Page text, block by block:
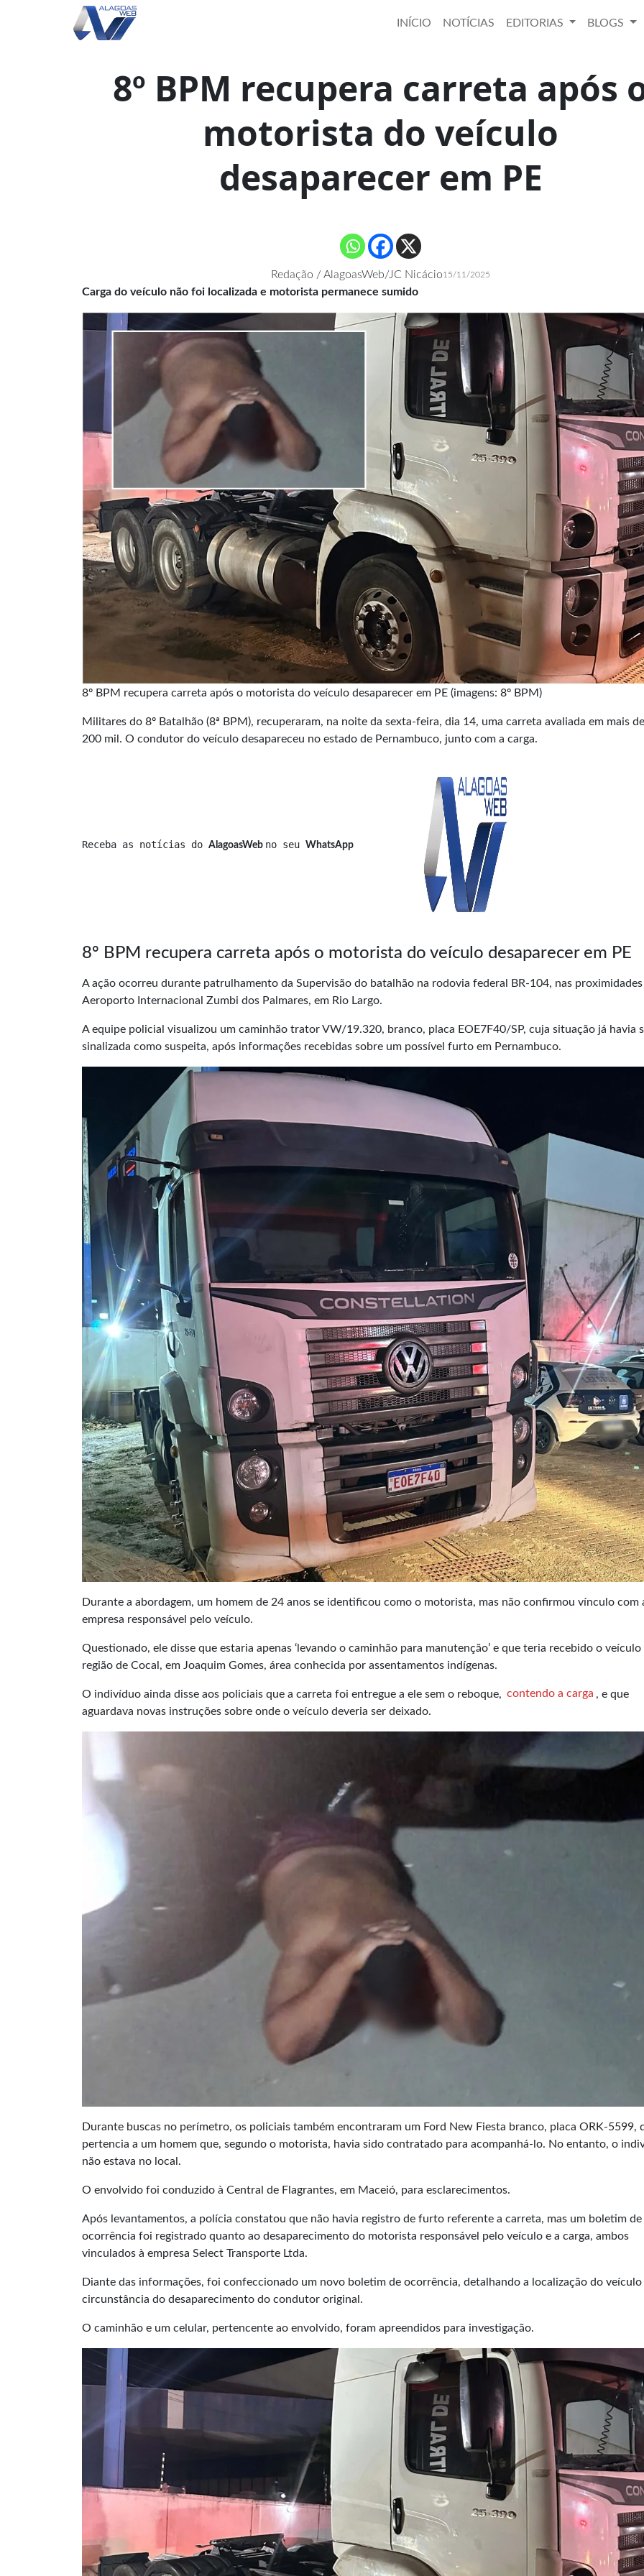
INÍCIO NOTÍCIAS EDITORIAS BLOGS
8º BPM recupera carreta após
motorista do veículo
desaparecer em PE
Redação / AlagoasWeb/JC Nicácio15/11/2025
Carga do veículo não foi localizada e motorista permanece sumido
8º BPM recupera carreta após o motorista do veículo desaparecer em PE (imagens: 8º BPM)
Militares do 8º Batalhão (8ª BPM), recuperaram, na noite da sexta-feira, dia 14, uma carreta avaliada em mais
200 mil. O condutor do veículo desapareceu no estado de Pernambuco, junto com a carga.
Receba as notícias do AlagoasWeb no seu WhatsApp
8º BPM recupera carreta após o motorista do veículo desaparecer em PE
A ação ocorreu durante patrulhamento da Supervisão do batalhão na rodovia federal BR-104, nas
Aeroporto Internacional Zumbi dos Palmares, em Rio Largo.
A equipe policial visualizou um caminhão trator VW/19.320, branco, placa EOE7F40/SP, cuja situação já havia
sinalizada como suspeita, após informações recebidas sobre um possível furto em Pernambuco.
Durante a abordagem, um homem de 24 anos se identificou como o motorista, mas não confirmou vínculo com
empresa responsável pelo veículo.
Questionado, ele disse que estaria apenas ‘levando o caminhão para manutenção’ e que teria recebido o veículo
região de Cocal, em Joaquim Gomes, área conhecida por assentamentos indígenas.
O indivíduo ainda disse aos policiais que a carreta foi entregue a ele sem o reboque, contendo a carga , e que
aguardava novas instruções sobre onde o veículo deveria ser deixado.
Durante buscas no perímetro, os policiais também encontraram um Ford New Fiesta branco, placa ORK-5599,
pertencia a um homem que, segundo o motorista, havia sido contratado para acompanhá-lo. No entanto, o
não estava no local.
O envolvido foi conduzido à Central de Flagrantes, em Maceió, para esclarecimentos.
Após levantamentos, a polícia constatou que não havia registro de furto referente a carreta, mas um boletim de
ocorrência foi registrado quanto ao desaparecimento do motorista responsável pelo veículo e a carga, ambos
vinculados à empresa Select Transporte Ltda.
Diante das informações, foi confeccionado um novo boletim de ocorrência, detalhando a localização do veículo
circunstância do desaparecimento do condutor original.
O caminhão e um celular, pertencente ao envolvido, foram apreendidos para investigação.